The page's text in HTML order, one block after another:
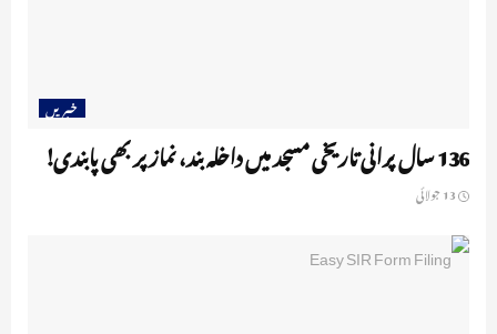
خبریں
136 سال پرانی تاریخی مسجد میں داخلہ بند، نماز پر بھی پابندی!